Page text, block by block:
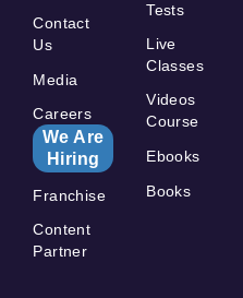
Contact
Us
Media
Careers
We Are
Hiring
Franchise
Content
Partner
Tests
Live
Classes
Videos
Course
Ebooks
Books